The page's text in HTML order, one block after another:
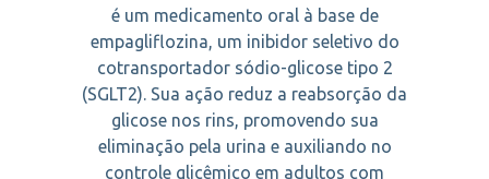
é um medicamento oral à base de
empagliflozina, um inibidor seletivo do
cotransportador sódio-glicose tipo 2
(SGLT2). Sua ação reduz a reabsorção da
glicose nos rins, promovendo sua
eliminação pela urina e auxiliando no
controle glicêmico em adultos com